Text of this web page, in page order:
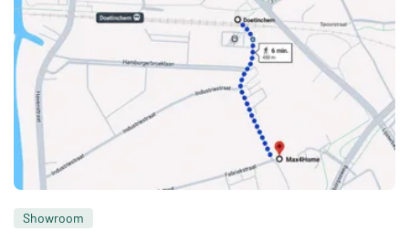
Showroom